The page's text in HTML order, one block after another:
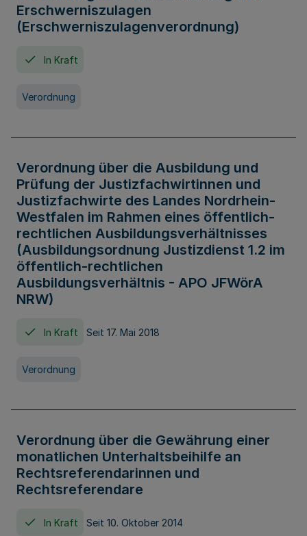
Erschwerniszulagen
(Erschwerniszulagenverordnung)
In Kraft
Verordnung
Verordnung über die Ausbildung und
Prüfung der Justizfachwirtinnen und
Justizfachwirte des Landes Nordrhein-
Westfalen im Rahmen eines öffentlich-
rechtlichen Ausbildungsverhältnisses
(Ausbildungsordnung Justizdienst 1.2 im
öffentlich-rechtlichen
Ausbildungsverhältnis - APO JFWörA
NRW)
In Kraft Seit 17. Mai 2018
Verordnung
Verordnung über die Gewährung einer
monatlichen Unterhaltsbeihilfe an
Rechtsreferendarinnen und
Rechtsreferendare
In Kraft Seit 10. Oktober 2014